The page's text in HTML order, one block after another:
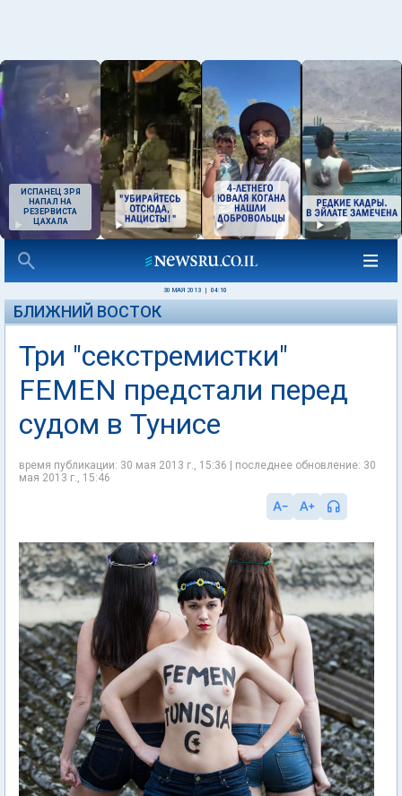
ИСПАНЕЦ ЗРЯ
НАПАЛ НА
РЕЗЕРВИСТА
ЦАХАЛА
30 МАЯ 2013 04:10
БЛИЖНИЙ ВОСТОК
Три "секстремистки"
FEMEN предстали перед
судом в Тунисе
время публикации: 30 мая 2013 г., 15:36 | последнее обновление: 30
мая 2013 г., 15:46